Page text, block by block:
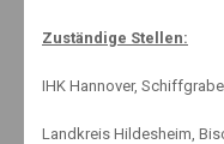
EIN SCHÖNES
MAL SO
Zuständige Stellen:
IHK Hannover,
Landkreis Hildesheim,